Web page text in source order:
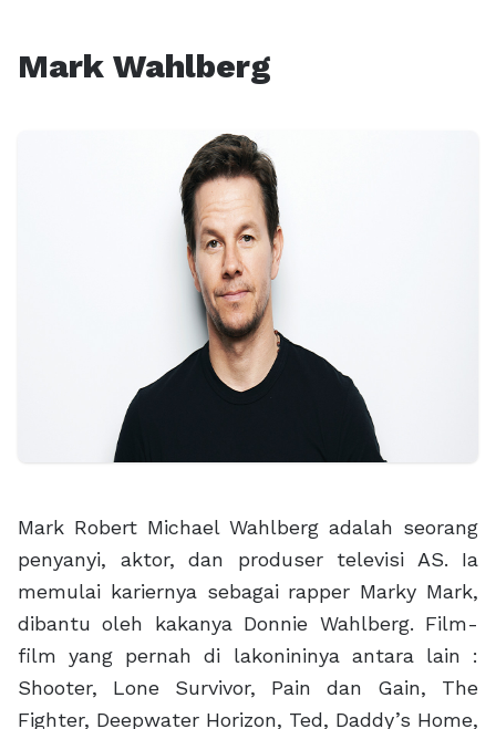
Mark Wahlberg
Mark Robert Michael Wahlberg adalah seorang
penyanyi, aktor, dan produser televisi AS. Ia
memulai kariernya sebagai rapper Marky Mark,
dibantu oleh kakanya Donnie Wahlberg. Film-
film yang pernah di lakonininya antara lain :
Shooter, Lone Survivor, Pain dan Gain, The
Fighter, Deepwater Horizon, Ted, Daddy’s Home,